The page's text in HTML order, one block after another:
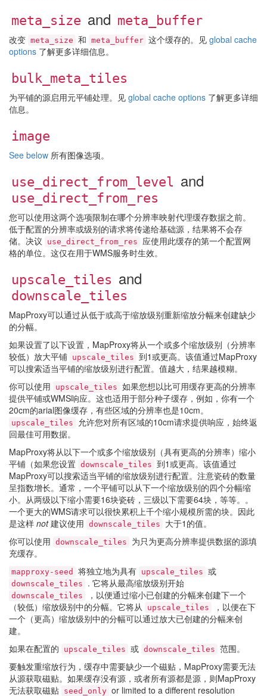
meta_size and meta_buffer
改变 meta_size 和 meta_buffer 这个缓存的。见 global cache
options 了解更多详细信息。
bulk_meta_tiles
为平铺的源启用元平铺处理。见 global cache options 了解更多详细
信息。
image
See below 所有图像选项。
use_direct_from_level and
use_direct_from_res
您可以使用这两个选项限制在哪个分辨率映射代理缓存数据之前。
低于配置的分辨率或级别的请求将传递给基础源，结果将不会存
储。决议
use_direct_from_res
应使用此缓存的第一个配置网
格的单位。这仅在用于WMS服务时生效。
upscale_tiles and
downscale_tiles
MapProxy可以通过从低于或高于缩放级别重新缩放分幅来创建缺少
的分幅。
如果设置了以下设置，MapProxy将从一个或多个缩放级别（分辨率
较低）放大平铺 upscale_tiles 到1或更高。该值通过MapProxy
可以搜索适当平铺的缩放级别进行配置。值越大，结果越模糊。
你可以使用
upscale_tiles 如果您想以比可用缓存更高的分辨率
提供平铺或WMS响应。这也适用于部分种子缓存，例如，你有一个
20cm的arial图像缓存，有些区域的分辨率也是10cm。
upscale_tiles
允许您对所有区域的10cm请求提供响应，始终返
回最佳可用数据。
MapProxy将从以下一个或多个缩放级别（具有更高的分辨率）缩小
平铺（如果您设置 downscale_tiles 到1或更高。该值通过
MapProxy可以搜索适当平铺的缩放级别进行配置。注意瓷砖的数量
呈指数增长。通常，一个平铺可以从下一个缩放级别的四个分幅缩
小。从两级以下缩小需要16块瓷砖，三级以下需要64块，等等。。
一个更大的WMS请求可以很快累积上千个缩小规模所需的块。因此
是这样 not建议使用 downscale_tiles
大于1的值。
你可以使用 downscale_tiles
为只为更高分辨率提供数据的源填
充缓存。
mapproxy-seed 将独立地为具有 upscale_tiles 或
downscale_tiles . 它将从最高缩放级别开始
downscale_tiles
，以便通过缩小已创建的分幅来创建下一个
（较低）缩放级别中的分幅。它将从
upscale_tiles
，以便在下
一个（更高）缩放级别中的分幅可以通过放大已创建的分幅来创
建。
如果在配置的
upscale_tiles 或 downscale_tiles 范围。
要触发重缩放行为，缓存中需要缺少一个磁贴，MapProxy需要无法
从源获取磁贴。如果缓存没有源，或者所有源都是源，则MapProxy
无法获取磁贴 seed_only or limited to a different resolution